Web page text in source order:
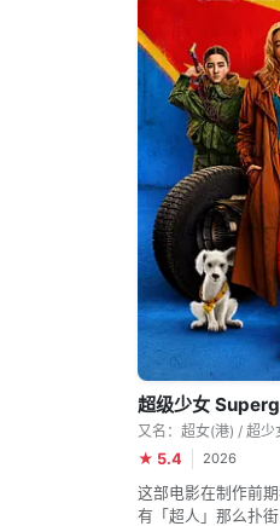
超级少女
★ 5.4
2026
这部电影在制作前
有「超人」那么扑